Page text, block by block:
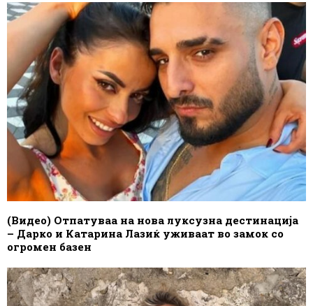
(Видео) Отпатуваа на нова луксузна дестинација
– Дарко и Катарина Лазиќ уживаат во замок со
огромен базен